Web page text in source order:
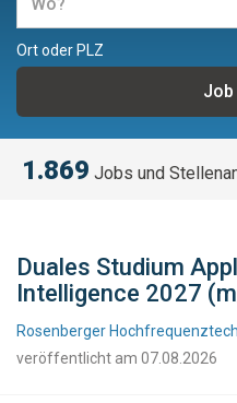
Ort oder PLZ
1.869 Jobs und
Duales Studium
Intelligence 2027
Rosenberger
veröffentlicht am 07.08.2026